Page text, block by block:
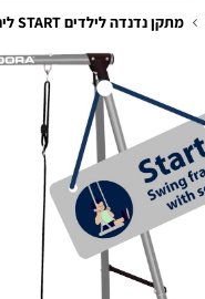
מתקן נדנדה לילדים START ליחיד HUDORA גרמניה